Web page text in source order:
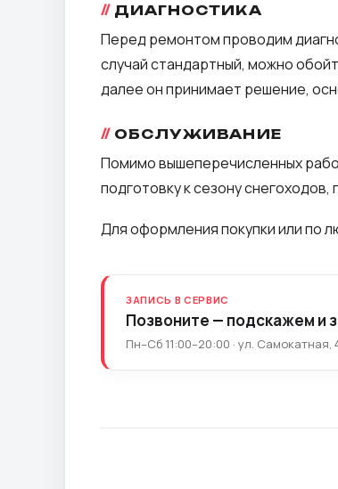
ДИАГНОСТИКА
Перед ремонтом проводим
случай стандартный, можно
далее он принимает решение,
ОБСЛУЖИВАНИЕ
Помимо вышеперечисленных
подготовку к сезону
Для оформления покупки или по
ЗАПИСЬ В СЕРВИС
Позвоните — подскажем и
Пн–Сб 11:00–20:00 · ул. Самокатная,